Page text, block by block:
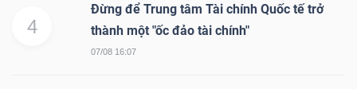
4
Đừng để Trung tâm Tài chính Quốc tế trở
thành một "ốc đảo tài chính"
07/08 16:07